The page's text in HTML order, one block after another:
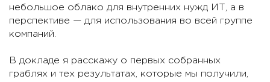
небольшое облако для внутренних нужд ИТ, а в
перспективе — для использования во всей группе
компаний.
В докладе я расскажу о первых собранных
граблях и тех результатах, которые мы получили,